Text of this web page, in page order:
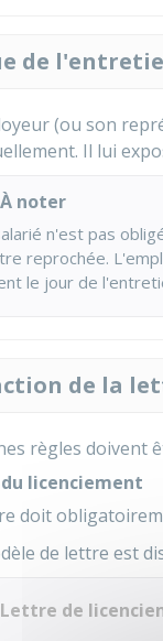
de
(ou son
Il lui
À noter
n'est pas
reprochée.
le jour de
de la
règles doivent
licenciement
doit
de lettre est
Lettre de